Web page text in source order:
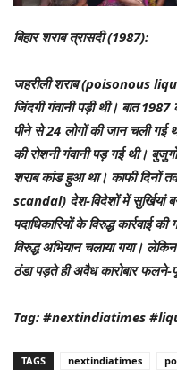
बिहार शराब त्रासदी (1987):
जहरीली शराब (poisonous
जिंदगी गंवानी पड़ी थी। बात
पीने से 24 लोगों की जान चली
की रोशनी गंवानी पड़ गई थी।
शराब कांड हुआ था। काफी दिनों
scandal) देश-विदेशों में सुर्खियां
पदाधिकारियों के विरुद्ध
विरुद्ध अभियान चलाया गया।
ठंडा पड़ते ही अवैध कारोबार
Tag: #nextindiatimes
TAGS nextindiatimes